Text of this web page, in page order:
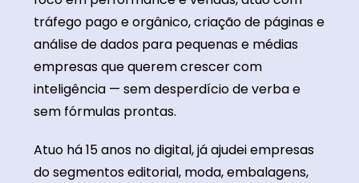
tráfego pago e orgânico, criação de páginas e
análise de dados para pequenas e médias
empresas que querem crescer com
inteligência — sem desperdício de verba e
sem fórmulas prontas.
Atuo há 15 anos no digital, já ajudei empresas
do segmentos editorial, moda, embalagens,